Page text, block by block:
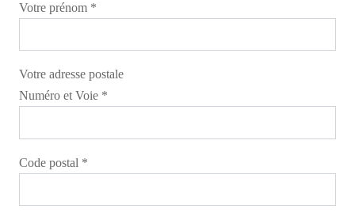
Votre prénom *
Votre adresse postale
Numéro et Voie *
Code postal *